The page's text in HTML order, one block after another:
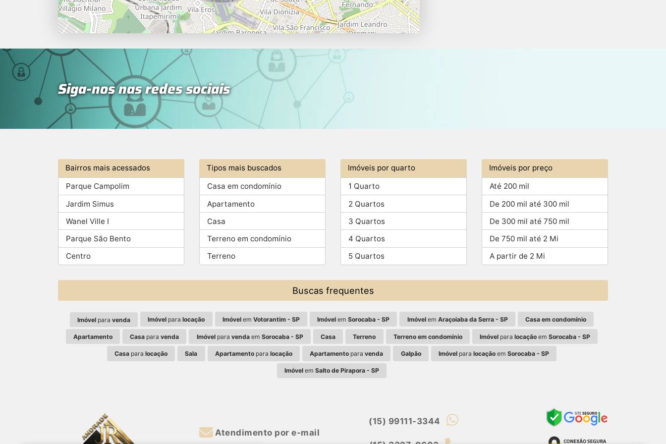
Siga-nos nas redes sociais
Bairros mais acessados
Parque Campolim
Jardim Simus
Wanel Ville I
Parque São Bento
Centro
Tipos mais buscados
Casa em condomínio
Apartamento
Casa
Terreno em condomínio
Terreno
Imóveis por quarto
1 Quarto
2 Quartos
3 Quartos
4 Quartos
5 Quartos
Imóveis por preço
Até 200 mil
De 200 mil até 300 mil
De 300 mil até 750 mil
De 750 mil até 2 Mi
A partir de 2 Mi
Buscas frequentes
Imóvel paravenda Imóvel paralocação Imóvelem Votorantim - SP Imóvel emSorocaba - SP Imóvelem Araçoiaba da Serra - SP Casa em condomínio
Apartamento Casa paravenda Imóvelpara vendaem Sorocaba - SP Casa Terreno Terreno em condomínio Imóvel paralocação emSorocaba - SP
Casa paralocação Sala Apartamentopara locação Apartamento paravenda Galpão Imóvelpara locaçãoem Sorocaba - SP
Imóvel em Salto de Pirapora - SP
Atendimento por e-mail
(15) 99111-3344